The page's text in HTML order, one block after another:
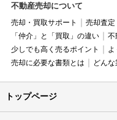
不動産売却について
売却・買取サポート 売却査定
「仲介」と「買取」の違い
不
少しでも高く売るポイント
売却に必要な書類とは
どんな
トップページ